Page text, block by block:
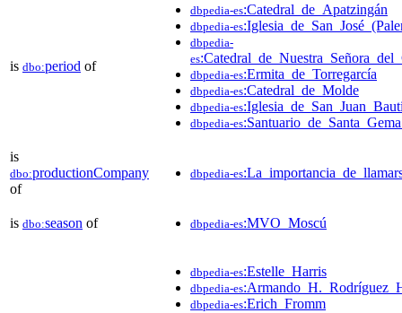
is dbo:period of
dbpedia-es:Catedral_de_Apatzingán
dbpedia-es
dbpedia-
es
dbpedia-es:Ermita_de_Torregarcía
dbpedia-es:Catedral_de_Molde
dbpedia-es
dbpedia-es
is
dbo:productionCompany
of
dbpedia-es
is dbo:season of dbpedia-es:MVO_Moscú
dbpedia-es:Estelle_Harris
dbpedia-es
dbpedia-es:Erich_Fromm